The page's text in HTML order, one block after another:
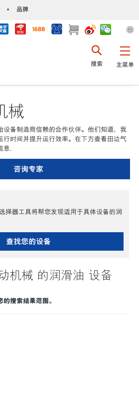
• 品牌
主菜单
搜索
械
设备制造商信赖的合作伙伴。他们知道，我
行时间并提升运行效率。在下方查看田边气
息.
咨询专家
择器工具将帮您发现适用于具体设备的润
查找您的设备
机械 的润滑油 设备
搜索结果范围。